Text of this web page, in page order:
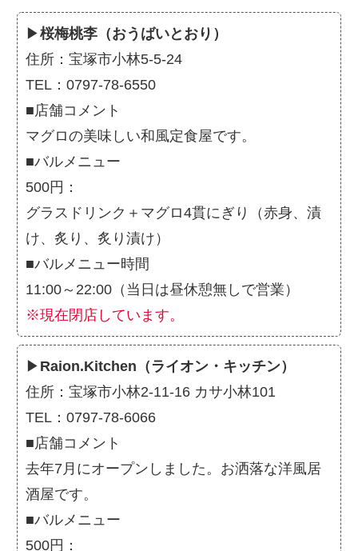
▶桜梅桃李（おうばいとおり）
住所：宝塚市小林5-5-24
TEL：0797-78-6550
■店舗コメント
マグロの美味しい和風定食屋です。
■バルメニュー
500円：
グラスドリンク＋マグロ4貫にぎり（赤身、漬
け、炙り、炙り漬け）
■バルメニュー時間
11:00～22:00（当日は昼休憩無しで営業）
※現在閉店しています。
▶ Raion.Kitchen（ライオン・キッチン）
住所：宝塚市小林2-11-16 カサ小林101
TEL：0797-78-6066
■店舗コメント
去年7月にオープンしました。お洒落な洋風居
酒屋です。
■バルメニュー
500円：